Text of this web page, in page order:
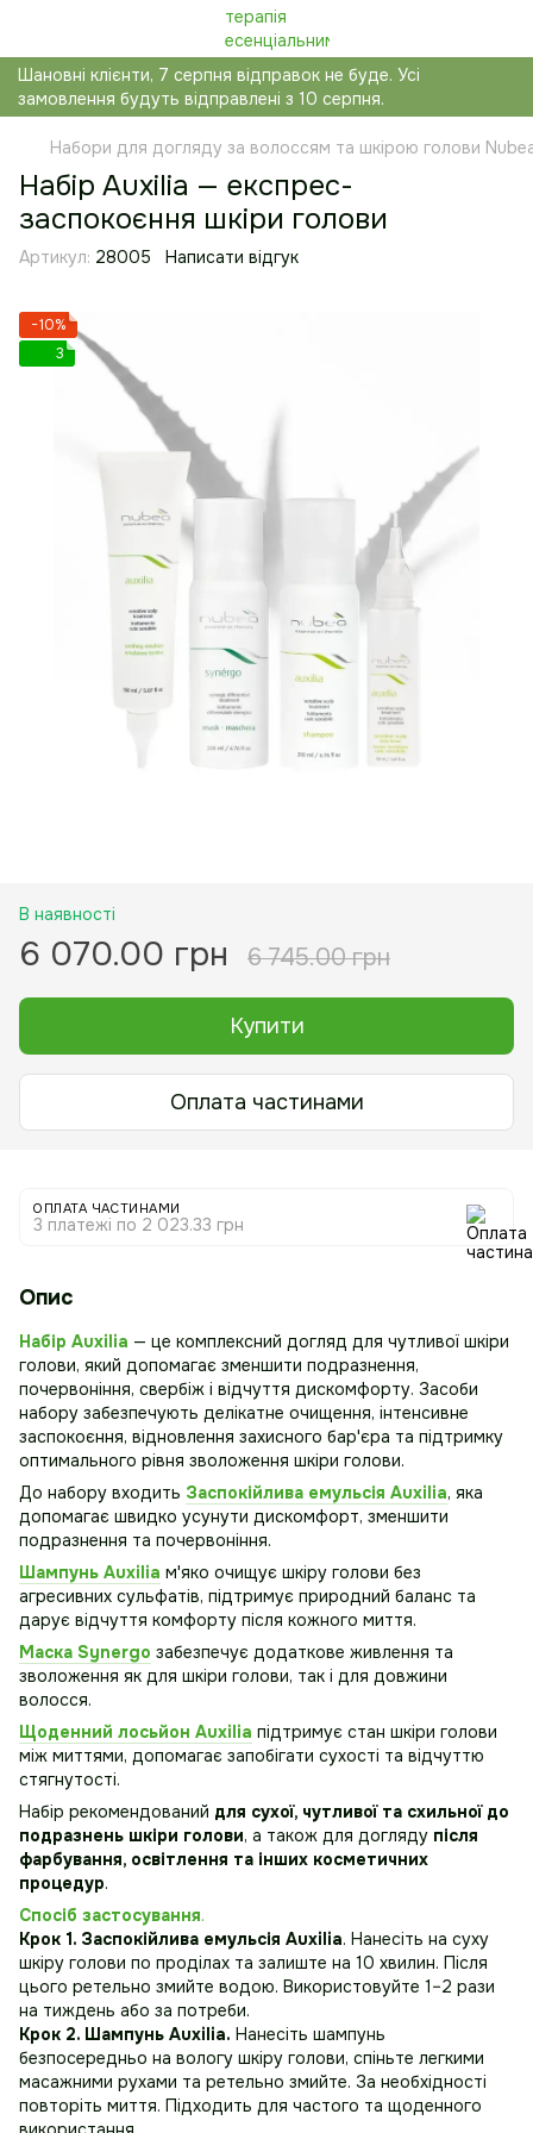
Шановні клієнти, 7 серпня відправок не буде. Усі
замовлення будуть відправлені з 10 серпня.
Набори для догляду за волоссям та шкірою голови
Набір Auxilia — експрес-
заспокоєння шкіри голови
Артикул: 28005 Написати відгук
−10%
3
В наявності
6 070.00 грн 6 745.00 грн
Купити
Оплата частинами
ОПЛАТА ЧАСТИНАМИ
3 платежі по 2 023.33 грн
Опис
Набір Auxilia — це комплексний догляд для чутливої шкіри
голови, який допомагає зменшити подразнення,
почервоніння, свербіж і відчуття дискомфорту. Засоби
набору забезпечують делікатне очищення, інтенсивне
заспокоєння, відновлення захисного бар'єра та підтримку
оптимального рівня зволоження шкіри голови.
До набору входить Заспокійлива емульсія Auxilia, яка
допомагає швидко усунути дискомфорт, зменшити
подразнення та почервоніння.
Шампунь Auxilia м'яко очищує шкіру голови без
агресивних сульфатів, підтримує природний баланс та
дарує відчуття комфорту після кожного миття.
Маска Synergo забезпечує додаткове живлення та
зволоження як для шкіри голови, так і для довжини
волосся.
Щоденний лосьйон Auxilia підтримує стан шкіри голови
між миттями, допомагає запобігати сухості та відчуттю
стягнутості.
Набір рекомендований для сухої, чутливої та схильної до
подразнень шкіри голови, а також для догляду після
фарбування, освітлення та інших косметичних
процедур.
Спосіб застосування.
Крок 1. Заспокійлива емульсія Auxilia. Нанесіть на суху
шкіру голови по проділах та залиште на 10 хвилин. Після
цього ретельно змийте водою. Використовуйте 1–2 рази
на тиждень або за потреби.
Крок 2. Шампунь Auxilia. Нанесіть шампунь
безпосередньо на вологу шкіру голови, спіньте легкими
масажними рухами та ретельно змийте. За необхідності
повторіть миття. Підходить для частого та щоденного